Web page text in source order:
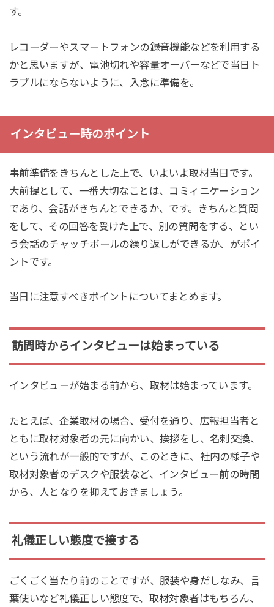
す。
レコーダーやスマートフォンの録音機能などを利用する
かと思いますが、電池切れや容量オーバーなどで当日ト
ラブルにならないように、入念に準備を。
インタビュー時のポイント
事前準備をきちんとした上で、いよいよ取材当日です。
大前提として、一番大切なことは、コミィニケーション
であり、会話がきちんとできるか、です。きちんと質問
をして、その回答を受けた上で、別の質問をする、とい
う会話のチャッチボールの繰り返しができるか、がポイ
ントです。
当日に注意すべきポイントについてまとめます。
訪問時からインタビューは始まっている
インタビューが始まる前から、取材は始まっています。
たとえば、企業取材の場合、受付を通り、広報担当者と
ともに取材対象者の元に向かい、挨拶をし、名刺交換、
という流れが一般的ですが、このときに、社内の様子や
取材対象者のデスクや服装など、インタビュー前の時間
から、人となりを抑えておきましょう。
礼儀正しい態度で接する
ごくごく当たり前のことですが、服装や身だしなみ、言
葉使いなど礼儀正しい態度で、取材対象者はもちろん、